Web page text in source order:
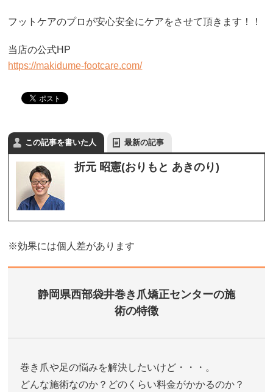
フットケアのプロが安心安全にケアをさせて頂きます！！
当店の公式HP
https://makidume-footcare.com/
この記事を書いた人 最新の記事
折元 昭憲(おりもと あきのり)
※効果には個人差があります
静岡県西部袋井巻き爪矯正センターの施
術の特徴
巻き爪や足の悩みを解決したいけど・・・。
どんな施術なのか？どのくらい料金がかかるのか？